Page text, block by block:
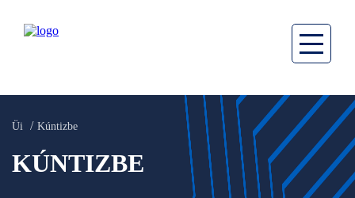
Üi Kúntizbe
KÚNTIZBE